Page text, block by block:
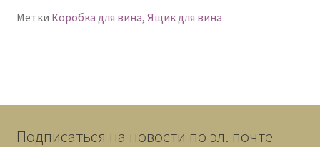
Метки Коробка для вина, Ящик для вина
Подписаться на новости по эл. почте